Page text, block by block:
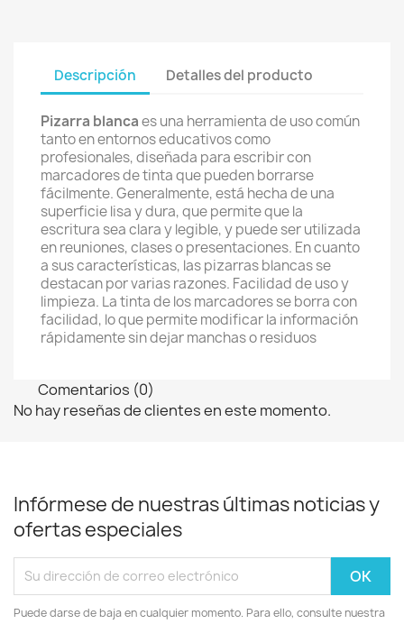
Descripción Detalles del producto
Pizarra blancaes una herramienta de uso común
tanto en entornos educativos como
profesionales, diseñada para escribir con
marcadores de tinta que pueden borrarse
fácilmente. Generalmente, está hecha de una
superficie lisa y dura, que permite que la
escritura sea clara y legible, y puede ser utilizada
en reuniones, clases o presentaciones. En cuanto
a sus características, las pizarras blancas se
destacan por varias razones. Facilidad de uso y
limpieza. La tinta de los marcadores se borra con
facilidad, lo que permite modificar la información
rápidamente sin dejar manchas o residuos
Comentarios (0)
No hay reseñas de clientes en este momento.
Infórmese de nuestras últimas noticias y
ofertas especiales
Puede darse de baja en cualquier momento. Para ello, consulte nuestra